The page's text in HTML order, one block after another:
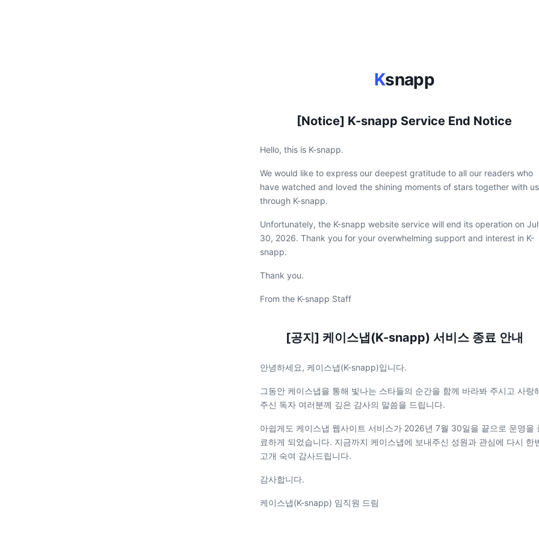
Ksnapp
[Notice] K-snapp Service End Notice
Hello, this is K-snapp.
We would like to express our deepest gratitude to all our readers who
have watched and loved the shining moments of stars together with us
through K-snapp.
Unfortunately, the K-snapp website service will end its operation on
30, 2026. Thank you for your overwhelming support and interest in K-
snapp.
Thank you.
From the K-snapp Staff
[공지] 케이스냅(K-snapp) 서비스 종료 안내
안녕하세요, 케이스냅(K-snapp)입니다.
그동안 케이스냅을 통해 빛나는 스타들의 순간을 함께 바라봐 주시고 사랑
주신 독자 여러분께 깊은 감사의 말씀을 드립니다.
아쉽게도 케이스냅 웹사이트 서비스가 2026년 7월 30일을 끝으로 운영을
료하게 되었습니다. 지금까지 케이스냅에 보내주신 성원과 관심에 다시 한
고개 숙여 감사드립니다.
감사합니다.
케이스냅(K-snapp) 임직원 드림